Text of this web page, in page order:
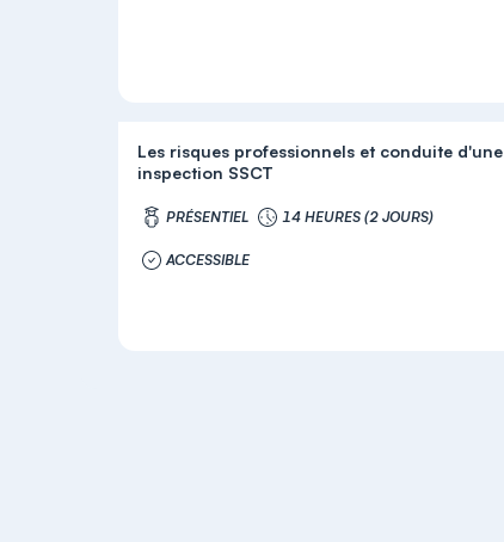
Les risques professionnels et conduite d'une
inspection SSCT
PRÉSENTIEL 14 HEURES (2 JOURS)
ACCESSIBLE